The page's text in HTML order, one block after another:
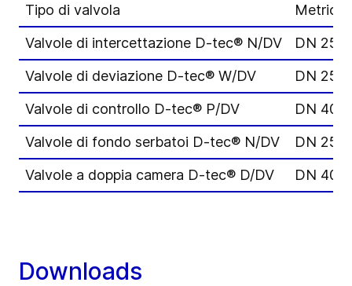
Tipo di valvola
Metrico
Valvole di intercettazione D-tec® N/DV
DN 25
Valvole di deviazione D-tec® W/DV
DN 25
Valvole di controllo D-tec® P/DV
DN 40
Valvole di fondo serbatoi D-tec® N/DV
DN 25
Valvole a doppia camera D-tec® D/DV
DN 40
Downloads